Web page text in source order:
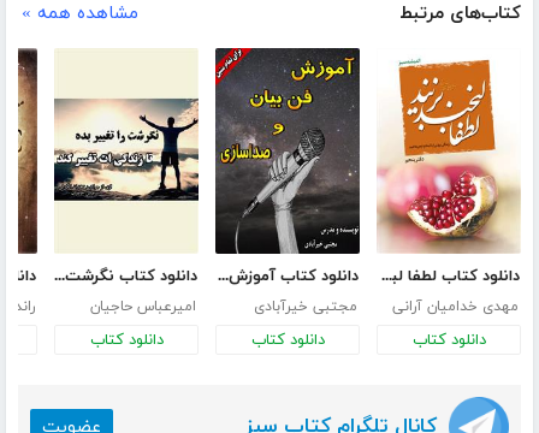
کتاب‌های مرتبط مشاهده همه »
دانلود کتاب لطفا لبخند بزنید
مهدی خدامیان آرانی
دانلود کتاب
دانلود کتاب آموزش فن بیان و صداسازی
مجتبی خیرآبادی
دانلود کتاب
دانلود کتاب نگرشت را تغییر بده تا زندگی‌ات تغییر کند
امیرعباس حاجیان
دانلود کتاب
راندا
کانال تلگرام کتاب سبز عضویت